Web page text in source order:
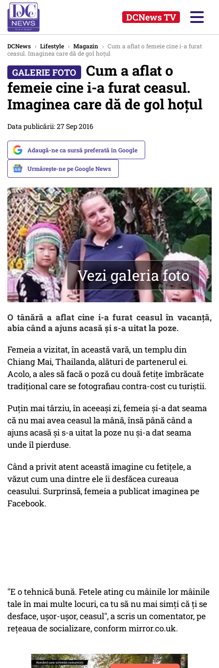
DCNews TV
DCNews › Lifestyle › Magazin › Cum a aflat o femeie cine i-a furat
ceasul. Imaginea care dă de gol hoțul
Cum a aflat o
femeie cine i-a furat ceasul.
Imaginea care dă de gol hoțul
Data publicării: 27 Sep 2016
Adaugă-ne ca sursă preferată în Google
Urmărește-ne pe Google News
Vezi galeria foto
O tânără a aflat cine i-a furat ceasul în vacanță,
abia când a ajuns acasă și s-a uitat la poze.
Femeia a vizitat, în această vară, un templu din
Chiang Mai, Thailanda, alături de partenerul ei.
Acolo, a ales să facă o poză cu două fetițe îmbrăcate
tradițional care se fotografiau contra-cost cu turiștii.
Puțin mai târziu, în aceeași zi, femeia și-a dat seama
că nu mai avea ceasul la mână, însă până când a
ajuns acasă și s-a uitat la poze nu și-a dat seama
unde îl pierduse.
Când a privit atent această imagine cu fetițele, a
văzut cum una dintre ele îi desfăcea cureaua
ceasului. Surprinsă, femeia a publicat imaginea pe
Facebook.
"E o tehnică bună. Fetele ating cu mâinile lor mâinile
tale în mai multe locuri, ca tu să nu mai simți că ți se
desface, ușor-ușor, ceasul", a scris un comentator, pe
rețeaua de socializare, conform mirror.co.uk.